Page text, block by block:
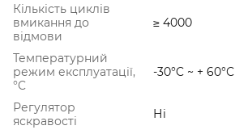
Кількість циклів
вмикання до
відмови
≥ 4000
Температурний
режим експлуатації,
°C
-30°C ~ + 60°С
Регулятор
яскравості
Ні